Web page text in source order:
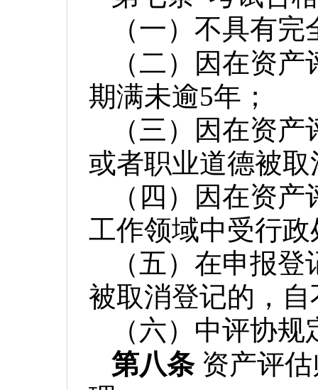
（一）不具有
（二）因在资
期满未逾5年；
（三）因在资
或者职业道德被
（四）因在资
工作领域中受行
（五）在申报
被取消登记的，
（六）中评协
第八条 资产评